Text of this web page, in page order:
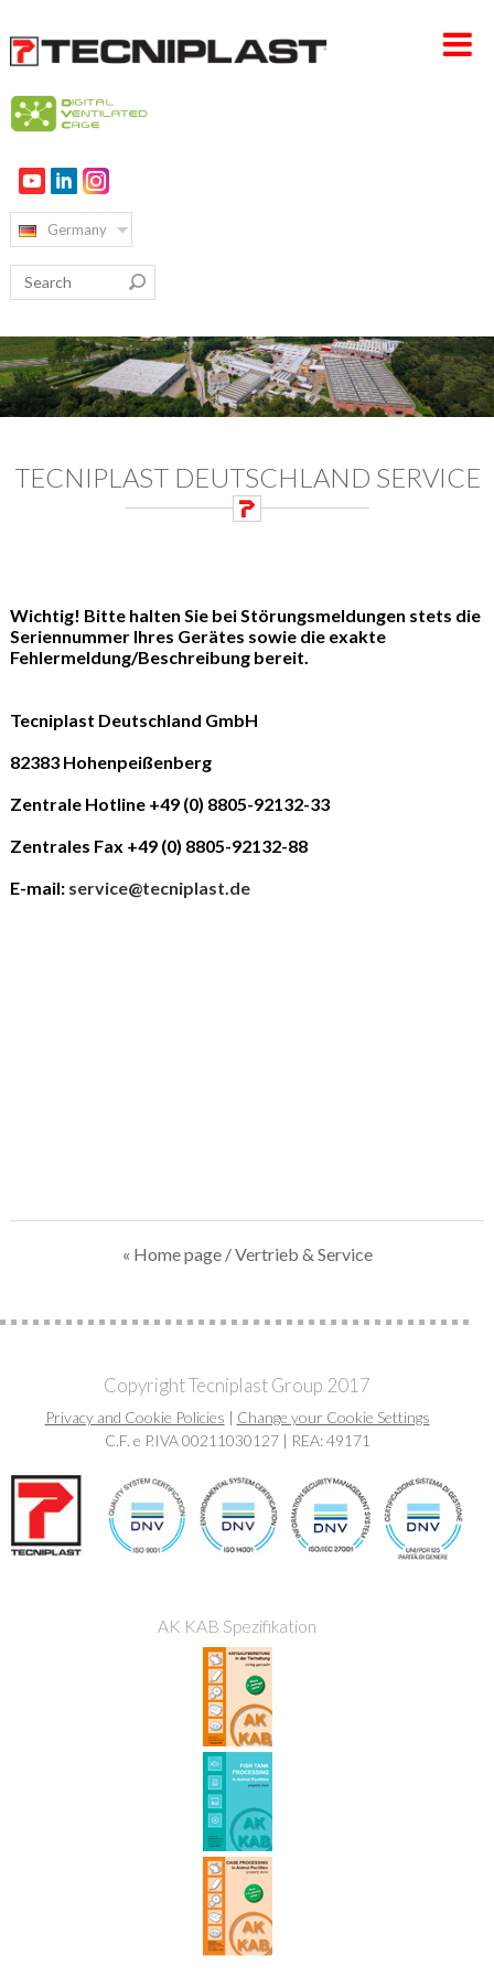
HOME PAGE
UNTERNEHMEN
PRODUKTE
NACHHALTIGKEIT
KARRIERE
Germany
TECNIPLAST DEUTSCHLAND SERVICE
Wichtig! Bitte halten Sie bei Störungsmeldungen stets die
Seriennummer Ihres Gerätes sowie die exakte
Fehlermeldung/Beschreibung bereit.
Tecniplast Deutschland GmbH
82383 Hohenpeißenberg
Zentrale Hotline +49 (0) 8805-92132-33
Zentrales Fax +49 (0) 8805-92132-88
E-mail: service@tecniplast.de
« Home page/ Vertrieb & Service
Copyright Tecniplast Group 2017
Privacy and Cookie Policies | Change your Cookie Settings
C.F. e P.IVA 00211030127 | REA: 49171
AK KAB Spezifikation